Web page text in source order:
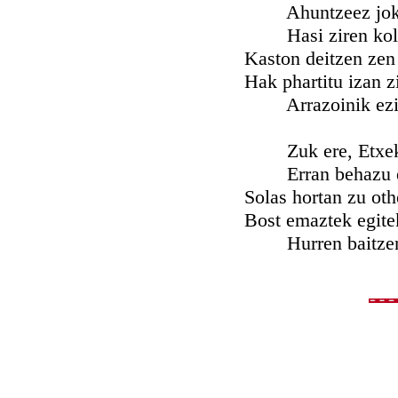
Ahuntzeez
Hasi ziren
Kaston deitzen
Hak phartitu izan
Arrazoinik
Zuk ere,
Erran behazu
Solas hortan zu
Bost emaztek
Hurren baitzen